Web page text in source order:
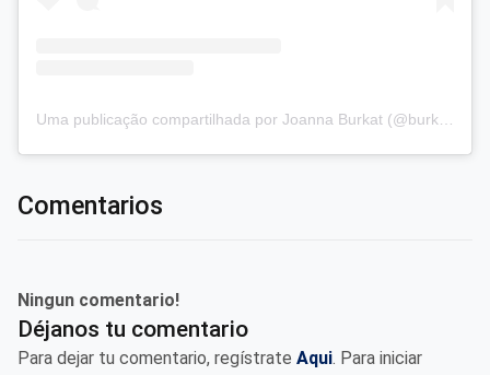
Comentarios
Ningun comentario!
Déjanos tu comentario
Para dejar tu comentario, regístrate Aqui. Para iniciar